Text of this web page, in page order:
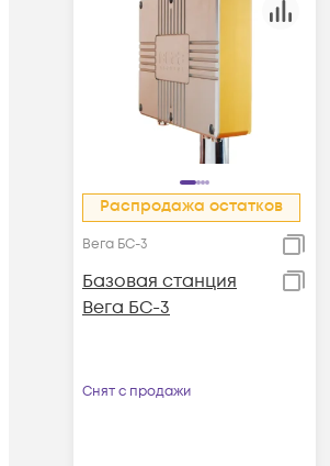
Распродажа остатков
Вега БС-3
Базовая станция
Вега БС-3
Снят с продажи